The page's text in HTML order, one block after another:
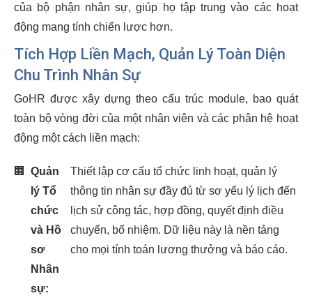
của bộ phận nhân sự, giúp họ tập trung vào các hoạt
động mang tính chiến lược hơn.
Tích Hợp Liền Mạch, Quản Lý Toàn Diện
Chu Trình Nhân Sự
GoHR được xây dựng theo cấu trúc module, bao quát
toàn bộ vòng đời của một nhân viên và các phân hệ hoạt
động một cách liền mạch:
🏢
Quản
lý Tổ
chức
và Hồ
sơ
Nhân
sự:
Thiết lập cơ cấu tổ chức linh hoạt, quản lý
thông tin nhân sự đầy đủ từ sơ yếu lý lịch đến
lịch sử công tác, hợp đồng, quyết định điều
chuyển, bổ nhiệm. Dữ liệu này là nền tảng
cho mọi tính toán lương thưởng và báo cáo.